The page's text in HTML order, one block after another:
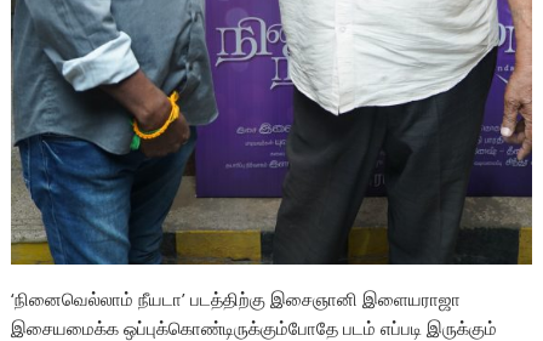
‘நினைவெல்லாம் நீயடா’ படத்திற்கு இசைஞானி இளையராஜா
இசையமைக்க ஒப்புக்கொண்டிருக்கும்போதே படம் எப்படி இருக்கும்